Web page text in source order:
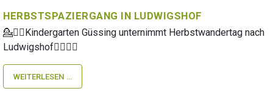
HERBSTSPAZIERGANG IN LUDWIGSHOF
💁🏃‍♀️Kindergarten Güssing unternimmt Herbstwandertag nach
Ludwigshof💁‍♂️🏃‍♂️
WEITERLESEN …